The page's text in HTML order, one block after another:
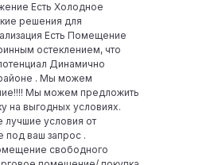
Есть Холодное
решения для
Есть Помещение
остеклением, что
Динамично
районе . Мы можем
Мы можем предложить
на выгодных условиях.
лучшие условия от
под ваш запрос .
свободного